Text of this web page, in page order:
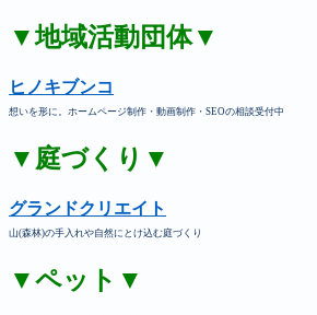
▼地域活動団体▼
ヒノキブンコ
想いを形に。ホームページ制作・動画制作・SEOの相談受付中
▼庭づくり▼
グランドクリエイト
山(森林)の手入れや自然にとけ込む庭づくり
▼ペット▼